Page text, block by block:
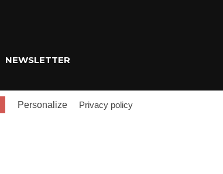
NEWSLETTER
Personalize Privacy policy